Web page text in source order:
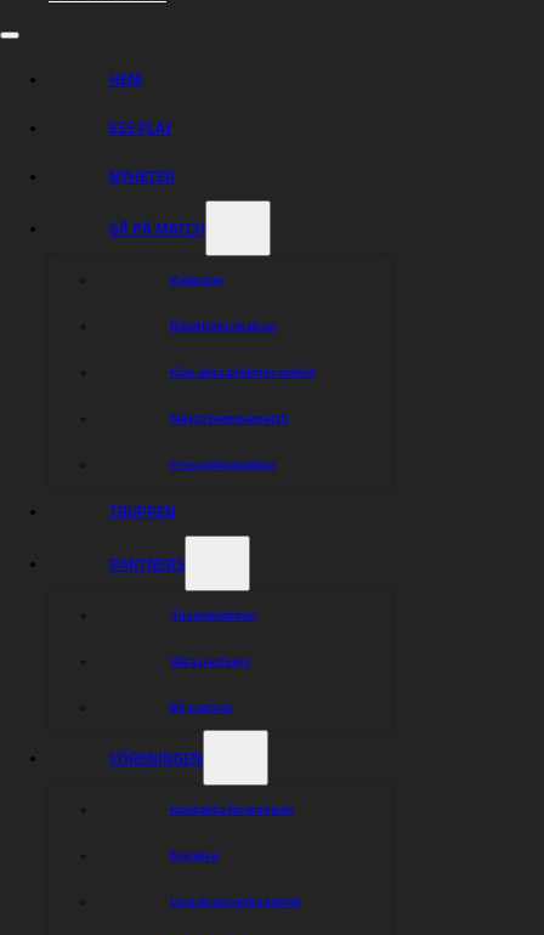
HEM
ESS PLAY
NYHETER
GÅ PÅ MATCH
Kalender
Biljettinformation
Köp dina biljetter online
Nästa hemmamatch
Pressinformation
TRUPPEN
PARTNERS
Tusenklubben
Våra partners
Bli partner
FÖRENINGEN
Kontakta föreningen
Styrelse
Ungdomsverksamhet
TL: Morgan Andersson, Christian Carlsson
Victor Palovaara
Antonio Lindbäck
Timo Lahti
Eddie Bock
TL: Piotr Zyto, Peter Jansson, Emil Lindqvist